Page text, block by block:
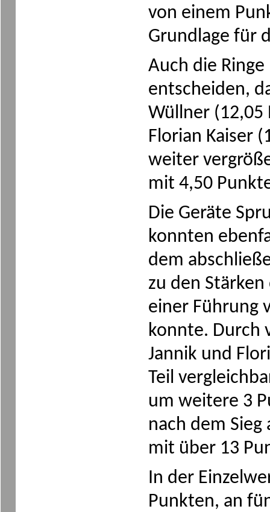
von einem
Grundlage für
Auch die
entscheiden,
Wüllner (12,05
Florian Kaiser
weiter
mit 4,50
Die Geräte
konnten
dem
zu den
einer Führung
konnte. Durch
Jannik und
Teil
um weitere 3
nach dem
mit über 13
In der
Punkten, an